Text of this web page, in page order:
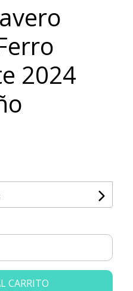
2024
CARRITO